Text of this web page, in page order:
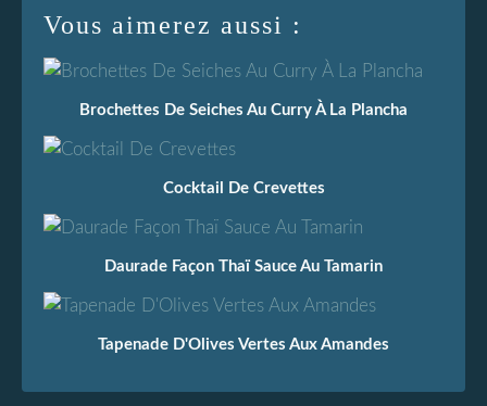
Vous aimerez aussi :
Brochettes De Seiches Au Curry À La Plancha
Cocktail De Crevettes
Daurade Façon Thaï Sauce Au Tamarin
Tapenade D'Olives Vertes Aux Amandes